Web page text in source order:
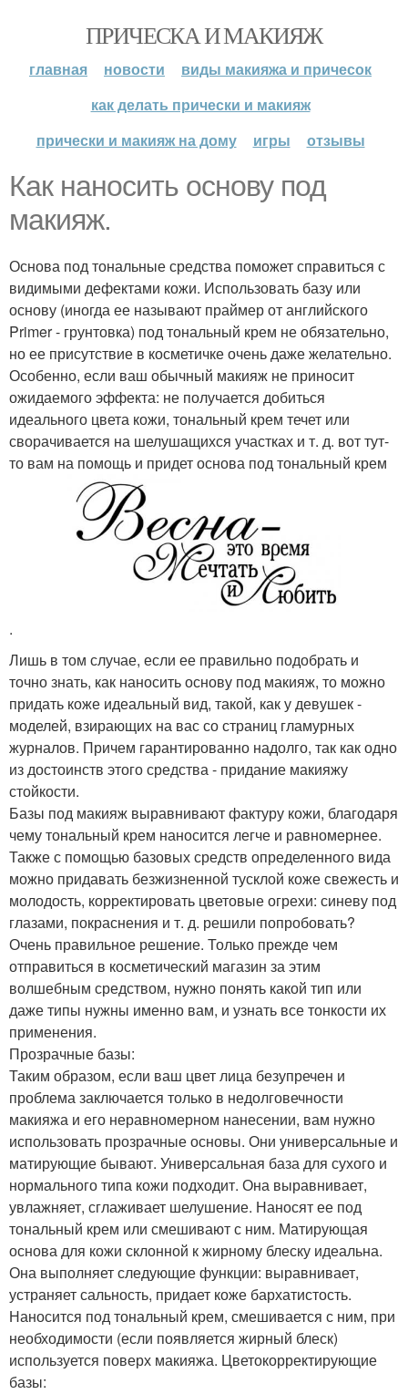
ПРИЧЕСКА И МАКИЯЖ
главная новости
виды макияжа и причесок
как делать прически и макияж
прически и макияж на дому
игры отзывы
Как наносить основу под
макияж.
Основа под тональные средства поможет справиться с
видимыми дефектами кожи. Использовать базу или
основу (иногда ее называют праймер от английского
Primer - грунтовка) под тональный крем не обязательно,
но ее присутствие в косметичке очень даже желательно.
Особенно, если ваш обычный макияж не приносит
ожидаемого эффекта: не получается добиться
идеального цвета кожи, тональный крем течет или
сворачивается на шелушащихся участках и т. д. вот тут-
то вам на помощь и придет основа под тональный крем
.
Лишь в том случае, если ее правильно подобрать и
точно знать, как наносить основу под макияж, то можно
придать коже идеальный вид, такой, как у девушек -
моделей, взирающих на вас со страниц гламурных
журналов. Причем гарантированно надолго, так как одно
из достоинств этого средства - придание макияжу
стойкости.
Базы под макияж выравнивают фактуру кожи, благодаря
чему тональный крем наносится легче и равномернее.
Также с помощью базовых средств определенного вида
можно придавать безжизненной тусклой коже свежесть и
молодость, корректировать цветовые огрехи: синеву под
глазами, покраснения и т. д. решили попробовать?
Очень правильное решение. Только прежде чем
отправиться в косметический магазин за этим
волшебным средством, нужно понять какой тип или
даже типы нужны именно вам, и узнать все тонкости их
применения.
Прозрачные базы:
Таким образом, если ваш цвет лица безупречен и
проблема заключается только в недолговечности
макияжа и его неравномерном нанесении, вам нужно
использовать прозрачные основы. Они универсальные и
матирующие бывают. Универсальная база для сухого и
нормального типа кожи подходит. Она выравнивает,
увлажняет, сглаживает шелушение. Наносят ее под
тональный крем или смешивают с ним. Матирующая
основа для кожи склонной к жирному блеску идеальна.
Она выполняет следующие функции: выравнивает,
устраняет сальность, придает коже бархатистость.
Наносится под тональный крем, смешивается с ним, при
необходимости (если появляется жирный блеск)
используется поверх макияжа. Цветокорректирующие
базы: